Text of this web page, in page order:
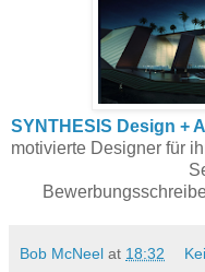
SYNTHESIS Design +
motivierte Designer für
Bob McNeel at 18:32